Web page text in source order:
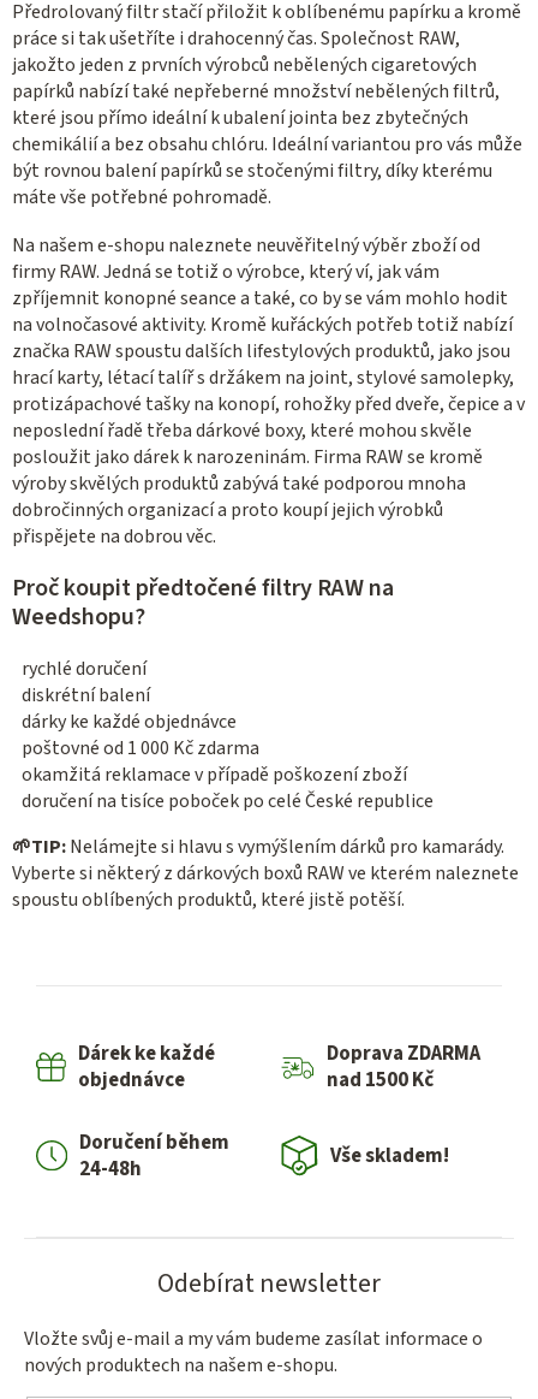
í
p
r
v
k
y
p
i
s
u
Předrolovaný filtr stačí přiložit k oblíbenému papírku a kromě
práce si tak ušetříte i drahocenný čas. Společnost RAW,
jakožto jeden z prvních výrobců nebělených cigaretových
papírků nabízí také nepřeberné množství nebělených filtrů,
které jsou přímo ideální k ubalení jointa bez zbytečných
chemikálií a bez obsahu chlóru. Ideální variantou pro vás může
být rovnou balení papírků se stočenými filtry, díky kterému
máte vše potřebné pohromadě.
Na našem e-shopu naleznete neuvěřitelný výběr zboží od
firmy RAW. Jedná se totiž o výrobce, který ví, jak vám
zpříjemnit konopné seance a také, co by se vám mohlo hodit
na volnočasové aktivity. Kromě kuřáckých potřeb totiž nabízí
značka RAW spoustu dalších lifestylových produktů, jako jsou
hrací karty, létací talíř s držákem na joint, stylové samolepky,
protizápachové tašky na konopí, rohožky před dveře, čepice a v
neposlední řadě třeba dárkové boxy, které mohou skvěle
posloužit jako dárek k narozeninám. Firma RAW se kromě
výroby skvělých produktů zabývá také podporou mnoha
dobročinných organizací a proto koupí jejich výrobků
přispějete na dobrou věc.
Proč koupit předtočené filtry RAW na
Weedshopu?
rychlé doručení
diskrétní balení
dárky ke každé objednávce
poštovné od 1 000 Kč zdarma
okamžitá reklamace v případě poškození zboží
doručení na tisíce poboček po celé České republice
🌱TIP:Nelámejte si hlavu s vymýšlením dárků pro kamarády.
Vyberte si některý z dárkových boxů RAW ve kterém naleznete
spoustu oblíbených produktů, které jistě potěší.
Dárek ke každé
objednávce
Doprava ZDARMA
nad 1500 Kč
Doručení během
24-48h
Vše skladem!
Odebírat newsletter
Vložte svůj e-mail a my vám budeme zasílat informace o
nových produktech na našem e-shopu.